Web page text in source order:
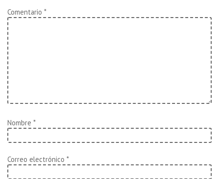
Comentario *
Nombre *
Correo electrónico *